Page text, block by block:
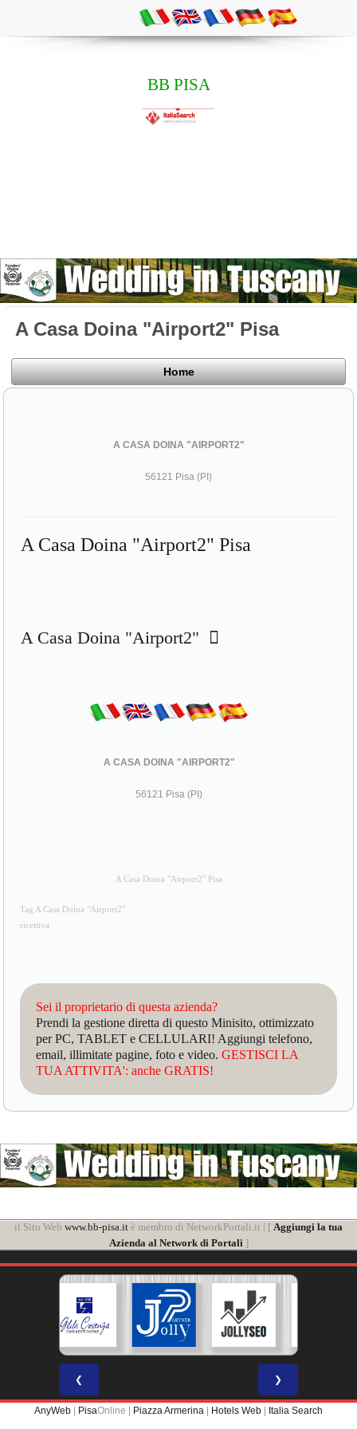
BB PISA
A Casa Doina "Airport2" Pisa
Home
A CASA DOINA "AIRPORT2"
56121 Pisa (PI)
A Casa Doina "Airport2" Pisa
A Casa Doina "Airport2"
A CASA DOINA "AIRPORT2"
56121 Pisa (PI)
A Casa Doina "Airport2" Pisa
Tag A Casa Doina "Airport2"
ricettiva
Sei il proprietario di questa azienda?
Prendi la gestione diretta di questo Minisito, ottimizzato
per PC, TABLET e CELLULARI! Aggiungi telefono,
email, illimitate pagine, foto e video.GESTISCI LA
TUA ATTIVITA': anche GRATIS!
il Sito Web www.bb-pisa.it è membro di NetworkPortali.it | [ Aggiungi la tua
Azienda al Network di Portali]
❮ ❯
AnyWeb PisaOnline | Piazza Armerina Hotels Web Italia Search